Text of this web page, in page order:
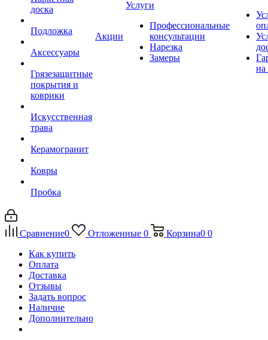
доска
Подложка
Аксессуары
Грязезащитные
покрытия и
коврики
Искусственная
трава
Керамогранит
Ковры
Пробка
Акции
Услуги
Профессиональные
консультации
Нарезка
Замеры
на
Сравнение0 Отложенные 0 Корзина0 0
Как купить
Оплата
Доставка
Отзывы
Задать вопрос
Наличие
Дополнительно